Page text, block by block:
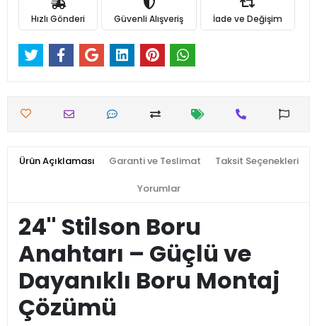
Hızlı Gönderi Güvenli Alışveriş İade ve Değişim
Ürün Açıklaması Garanti ve Teslimat Taksit Seçenekleri
Yorumlar
24'' Stilson Boru
Anahtarı – Güçlü ve
Dayanıklı Boru Montaj
Çözümü